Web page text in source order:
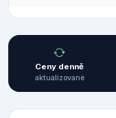
Ceny denně
aktualizované